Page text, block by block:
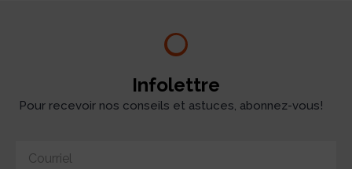
Infolettre
Pour recevoir nos conseils et astuces, abonnez-vous!